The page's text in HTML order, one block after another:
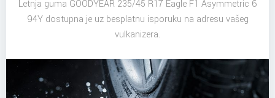
Letnja guma GOODYEAR 235/45 R17 Eagle F1 Asymmetric 6
94Y dostupna je uz besplatnu isporuku na adresu vašeg
vulkanizera.